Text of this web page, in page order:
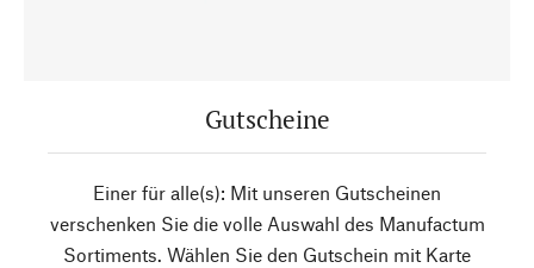
Gutscheine
Einer für alle(s): Mit unseren Gutscheinen
verschenken Sie die volle Auswahl des Manufactum
Sortiments. Wählen Sie den Gutschein mit Karte